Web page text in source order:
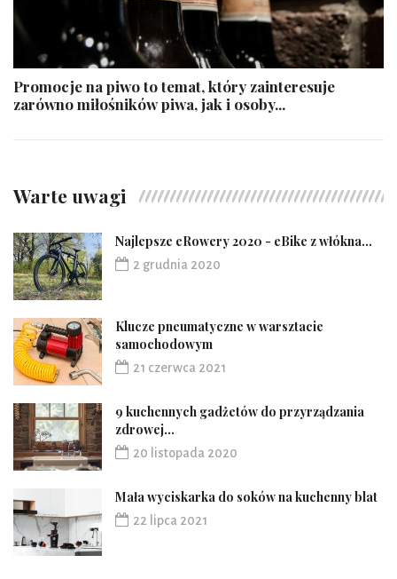
Promocje na piwo to temat, który zainteresuje
zarówno miłośników piwa, jak i osoby...
Warte uwagi
Najlepsze eRowery 2020 - eBike z włókna...
2 grudnia 2020
Klucze pneumatyczne w warsztacie
samochodowym
21 czerwca 2021
9 kuchennych gadżetów do przyrządzania
zdrowej...
20 listopada 2020
Mała wyciskarka do soków na kuchenny blat
22 lipca 2021